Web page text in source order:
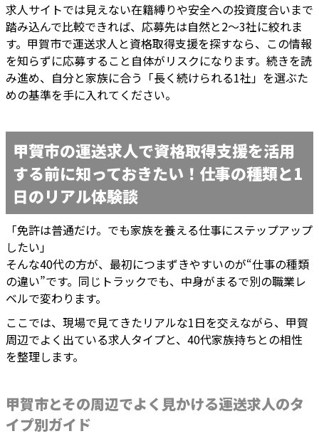
求人サイトでは見えない在籍縛りや安全への投資度合いまで
踏み込んで比較できれば、応募先は自然と2〜3社に絞れま
す。甲賀市で運送求人と資格取得支援を探すなら、この情報
を知らずに応募すること自体がリスクになります。続きを読
み進め、自分と家族に合う「長く続けられる1社」を選ぶた
めの基準を手に入れてください。
甲賀市の運送求人で資格取得支援を活用
する前に知っておきたい！仕事の種類と1
日のリアル体験談
「免許は普通だけ。でも家族を養える仕事にステップアップ
したい」
そんな40代の方が、最初につまずきやすいのが“仕事の種類
の違い”です。同じトラックでも、中身がまるで別の職業レ
ベルで変わります。
ここでは、現場で見てきたリアルな1日を交えながら、甲賀
周辺でよく出ている求人タイプと、40代家族持ちとの相性
を整理します。
甲賀市とその周辺でよく見かける運送求人のタ
イプ別ガイド